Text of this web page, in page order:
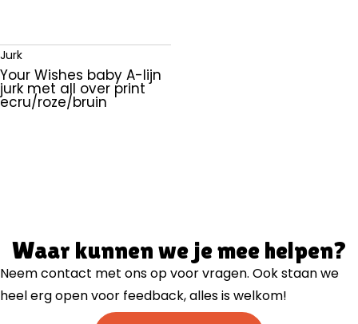
Jurk
Your Wishes baby A-lijn
jurk met all over print
ecru/roze/bruin
Waar kunnen we je mee helpen?
Neem contact met ons op voor vragen. Ook staan we
heel erg open voor feedback, alles is welkom!